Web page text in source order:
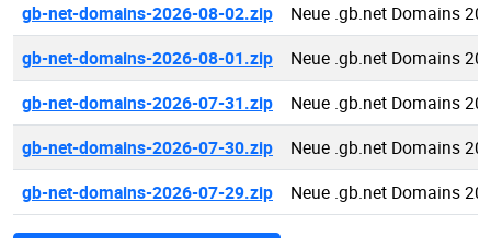
gb-net-domains-2026-08-02.zip
Neue .gb.net Domains
gb-net-domains-2026-08-01.zip
Neue .gb.net Domains
gb-net-domains-2026-07-31.zip
Neue .gb.net Domains
gb-net-domains-2026-07-30.zip
Neue .gb.net Domains
gb-net-domains-2026-07-29.zip
Neue .gb.net Domains